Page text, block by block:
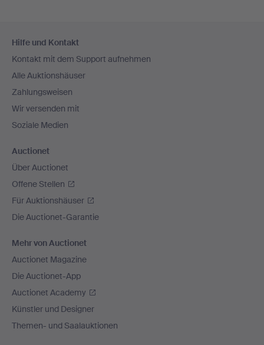
Navigation
Hilfe und Kontakt
Kontakt mit dem Support aufnehmen
Alle Auktionshäuser
Zahlungsweisen
Wir versenden mit
Soziale Medien
Auctionet
Über Auctionet
Offene Stellen
Für Auktionshäuser
Die Auctionet-Garantie
Mehr von Auctionet
Auctionet Magazine
Die Auctionet-App
Auctionet Academy
Künstler und Designer
Themen- und Saalauktionen